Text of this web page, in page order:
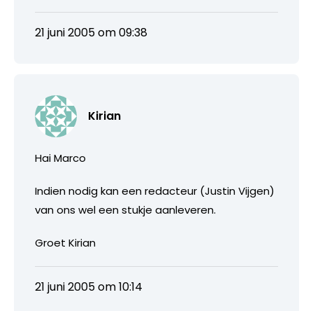
21 juni 2005 om 09:38
Kirian
Hai Marco
Indien nodig kan een redacteur (Justin Vijgen)
van ons wel een stukje aanleveren.
Groet Kirian
21 juni 2005 om 10:14